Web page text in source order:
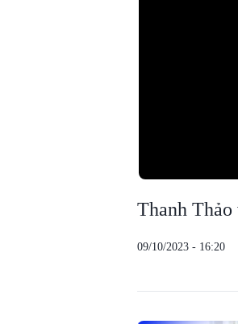
Thanh
09/10/2023 - 16:20